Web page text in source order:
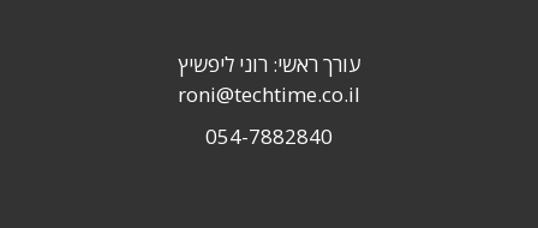
עורך ראשי: רוני ליפשיץ
roni@techtime.co.il
054-7882840